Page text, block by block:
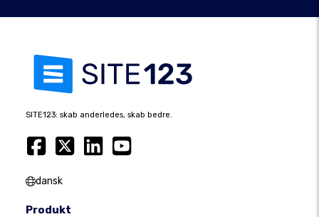
SITE123: skab anderledes, skab bedre.
dansk
Produkt